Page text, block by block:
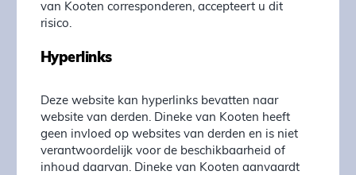
van Kooten corresponderen, accepteert u dit
risico.
Hyperlinks
Deze website kan hyperlinks bevatten naar
website van derden. Dineke van Kooten heeft
geen invloed op websites van derden en is niet
verantwoordelijk voor de beschikbaarheid of
inhoud daarvan. Dineke van Kooten aanvaardt